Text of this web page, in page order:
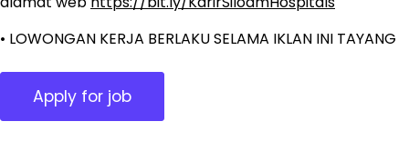
• LOWONGAN KERJA BERLAKU SELAMA IKLAN INI TAYANG